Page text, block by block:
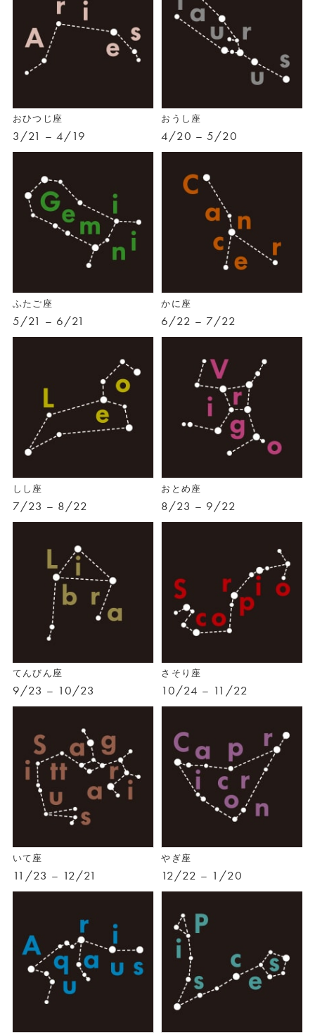
おひつじ座
3/21 – 4/19
おうし座
4/20 – 5/20
ふたご座
5/21 – 6/21
かに座
6/22 – 7/22
しし座
7/23 – 8/22
おとめ座
8/23 – 9/22
てんびん座
9/23 – 10/23
さそり座
10/24 – 11/22
いて座
11/23 – 12/21
やぎ座
12/22 – 1/20